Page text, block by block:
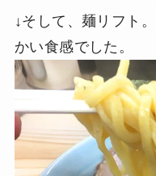
↓そして、麺リフト
かい食感でした。